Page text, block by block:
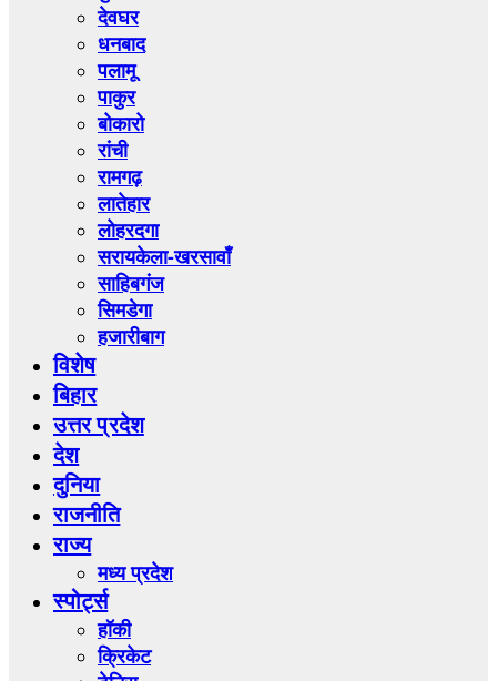
देवघर
धनबाद
पलामू
पाकुर
बोकारो
रांची
रामगढ़
लातेहार
लोहरदगा
सरायकेला-खरसावाँ
साहिबगंज
सिमडेगा
हजारीबाग
विशेष
बिहार
उत्तर प्रदेश
देश
दुनिया
राजनीति
राज्य
मध्य प्रदेश
स्पोर्ट्स
हॉकी
क्रिकेट